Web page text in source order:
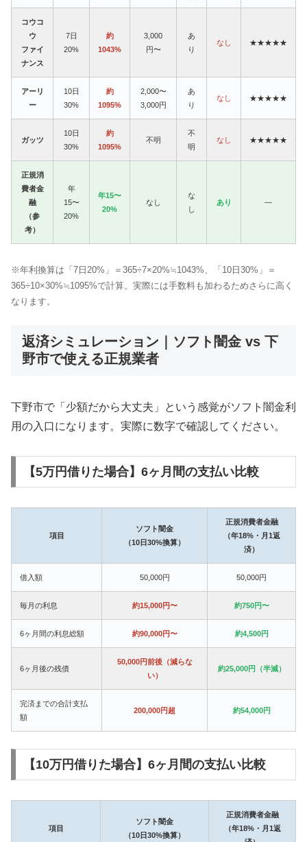
コウコ
ウ
ファイ
ナンス
7日
20%
約
1043%
3,000
円〜
あ
り
なし ★★★★★
アーリ
ー
10日
30%
約
1095%
2,000〜
3,000円
あ
り
なし ★★★★★
ガッツ
10日
30%
約
1095%
不明
不
明
なし ★★★★★
正規消
費者金
融
（参
考）
年
15〜
20%
年15〜
20%
なし
な
し
あり —
※年利換算は「7日20%」＝365÷7×20%≒1043%、「10日30%」＝
365÷10×30%≒1095%で計算。実際には手数料も加わるためさらに高く
なります。
返済シミュレーション｜ソフト闇金 vs 下
野市で使える正規業者
下野市で「少額だから大丈夫」という感覚がソフト闇金利
用の入口になります。実際に数字で確認してください。
【5万円借りた場合】6ヶ月間の支払い比較
項目
ソフト闇金
（10日30%換算）
正規消費者金融
（年18%・月1返
済）
借入額 50,000円 50,000円
毎月の利息 約15,000円〜 約750円〜
6ヶ月間の利息総額 約90,000円〜 約4,500円
6ヶ月後の残債
50,000円前後（減らな
い）
約25,000円（半減）
完済までの合計支払
額
200,000円超 約54,000円
【10万円借りた場合】6ヶ月間の支払い比較
項目
ソフト闇金
（10日30%換算）
正規消費者金融
（年18%・月1返